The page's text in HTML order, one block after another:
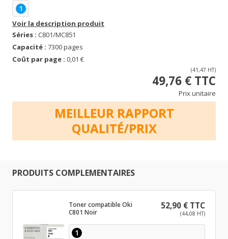
1
Voir la description produit
Séries : C801/MC851
Capacité : 7300 pages
Coût par page : 0,01 €
(41,47 HT)
49,76 € TTC
Prix unitaire
MEILLEUR RAPPORT
QUALITÉ/PRIX
PRODUITS COMPLEMENTAIRES
Toner compatible Oki
C801 Noir
52,90 € TTC
(44,08 HT)
1